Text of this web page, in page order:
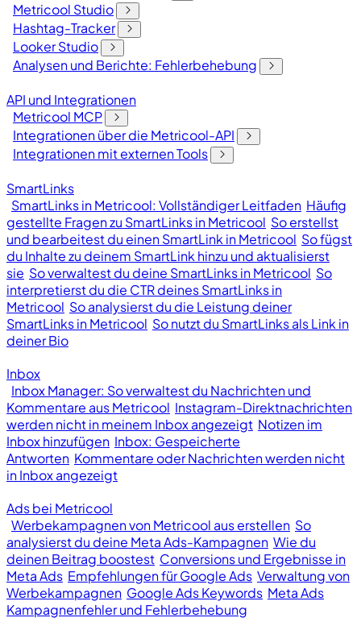
Metricool Studio
Hashtag-Tracker
Looker Studio
Analysen und Berichte: Fehlerbehebung
API und Integrationen
Metricool MCP
Integrationen über die Metricool-API
Integrationen mit externen Tools
SmartLinks
SmartLinks in Metricool: Vollständiger Leitfaden Häufig
gestellte Fragen zu SmartLinks in Metricool So erstellst
und bearbeitest du einen SmartLink in Metricool So fügst
du Inhalte zu deinem SmartLink hinzu und aktualisierst
sie So verwaltest du deine SmartLinks in Metricool So
interpretierst du die CTR deines SmartLinks in
Metricool So analysierst du die Leistung deiner
SmartLinks in Metricool So nutzt du SmartLinks als Link in
deiner Bio
Inbox
Inbox Manager: So verwaltest du Nachrichten und
Kommentare aus Metricool Instagram-Direktnachrichten
werden nicht in meinem Inbox angezeigt Notizen im
Inbox hinzufügen Inbox: Gespeicherte
Antworten Kommentare oder Nachrichten werden nicht
in Inbox angezeigt
Ads bei Metricool
Werbekampagnen von Metricool aus erstellen So
analysierst du deine Meta Ads-Kampagnen Wie du
deinen Beitrag boostest Conversions und Ergebnisse in
Meta Ads Empfehlungen für Google Ads Verwaltung von
Werbekampagnen Google Ads Keywords Meta Ads
Kampagnenfehler und Fehlerbehebung